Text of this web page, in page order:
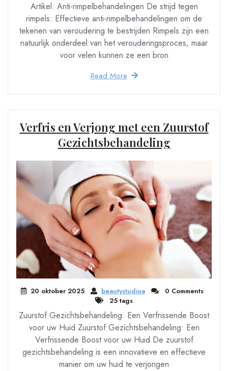
Artikel: Anti-rimpelbehandelingen De strijd tegen
rimpels: Effectieve anti-rimpelbehandelingen om de
tekenen van veroudering te bestrijden Rimpels zijn een
natuurlijk onderdeel van het verouderingsproces, maar
voor velen kunnen ze een bron
Read More
Verfris en Verjong met een Zuurstof
Gezichtsbehandeling
20 oktober 2025 beautystudioa
0 Comments
25 tags
Zuurstof Gezichtsbehandeling: Een Verfrissende Boost
voor uw Huid Zuurstof Gezichtsbehandeling: Een
Verfrissende Boost voor uw Huid De zuurstof
gezichtsbehandeling is een innovatieve en effectieve
manier om uw huid te verjongen